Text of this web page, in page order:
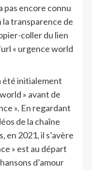
pas encore connu
la transparence de
coller du lien
« urgence world
été initialement
» avant de
». En regardant
de la chaîne
en 2021, il s’avère
» est au départ
d’amour